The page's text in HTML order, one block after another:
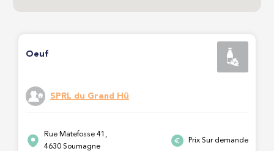
Oeuf
SPRL du Grand Hû
Rue Matefosse 41,
4630 Soumagne
Prix Sur demande